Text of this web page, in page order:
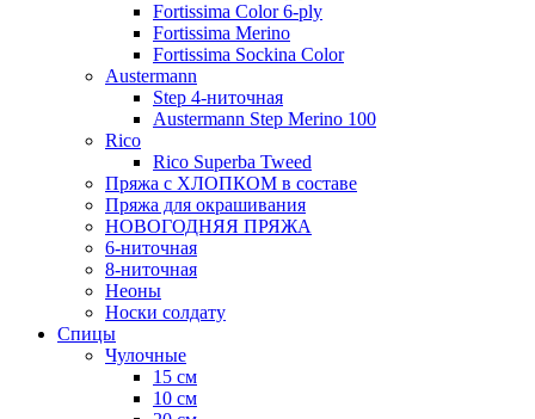
Fortissima Color 6-ply
Fortissima Merino
Fortissima Sockina Color
Austermann
Step 4-ниточная
Austermann Step Merino 100
Rico
Rico Superba Tweed
Пряжа с ХЛОПКОМ в составе
Пряжа для окрашивания
НОВОГОДНЯЯ ПРЯЖА
6-ниточная
8-ниточная
Неоны
Носки солдату
Спицы
Чулочные
15 см
10 см